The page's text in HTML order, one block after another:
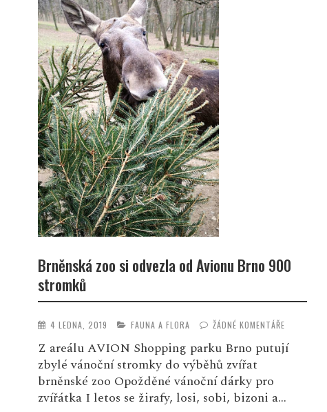
Brněnská zoo si odvezla od Avionu Brno 900
stromků
4 LEDNA, 2019 FAUNA A FLORA ŽÁDNÉ KOMENTÁŘE
Z areálu AVION Shopping parku Brno putují
zbylé vánoční stromky do výběhů zvířat
brněnské zoo Opožděné vánoční dárky pro
zvířátka I letos se žirafy, losi, sobi, bizoni a...